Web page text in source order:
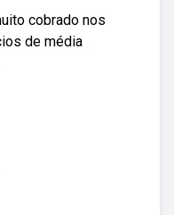
cobrado nos
de média